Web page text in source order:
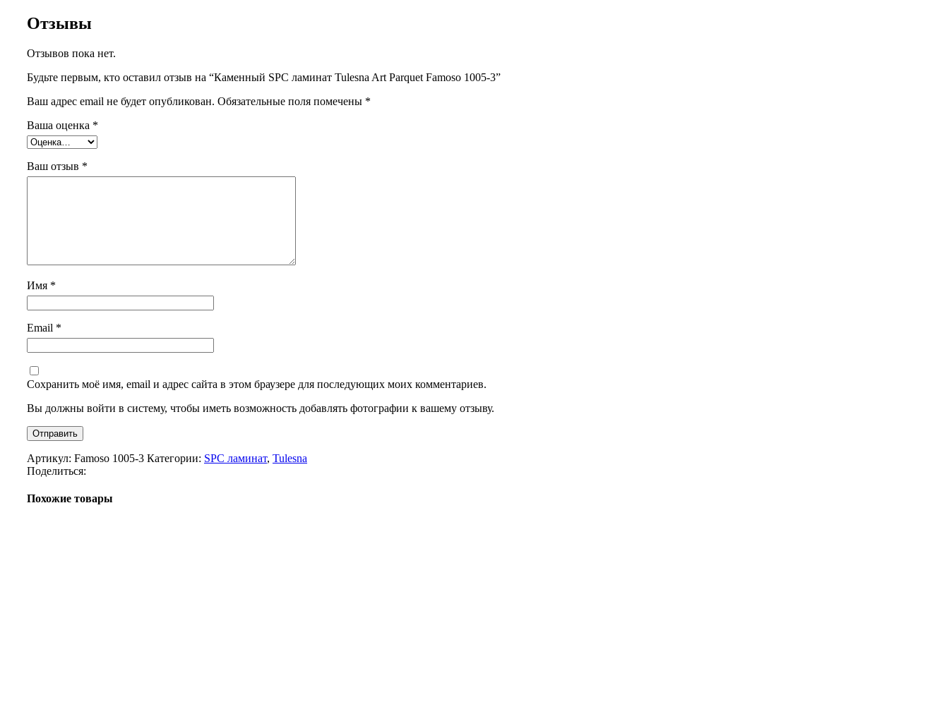
Отзывы
Отзывов пока нет.
Будьте первым, кто оставил отзыв на “Каменный SPC ламинат Tulesna Art Parquet Famoso 1005-3”
Ваш адрес email не будет опубликован. Обязательные поля помечены *
Ваша оценка *
Ваш отзыв *
Имя *
Email *
Сохранить моё имя, email и адрес сайта в этом браузере для последующих моих комментариев.
Вы должны войти в систему, чтобы иметь возможность добавлять фотографии к вашему отзыву.
Артикул: Famoso 1005-3 Категории: SPC ламинат, Tulesna
Поделиться:
Похожие товары